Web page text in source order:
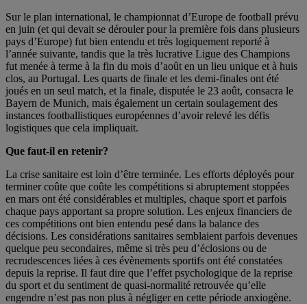
Sur le plan international, le championnat d’Europe de football prévu
en juin (et qui devait se dérouler pour la première fois dans plusieurs
pays d’Europe) fut bien entendu et très logiquement reporté à
l’année suivante, tandis que la très lucrative Ligue des Champions
fut menée à terme à la fin du mois d’août en un lieu unique et à huis
clos, au Portugal. Les quarts de finale et les demi-finales ont été
joués en un seul match, et la finale, disputée le 23 août, consacra le
Bayern de Munich, mais également un certain soulagement des
instances footballistiques européennes d’avoir relevé les défis
logistiques que cela impliquait.
Que faut-il en retenir?
La crise sanitaire est loin d’être terminée. Les efforts déployés pour
terminer coûte que coûte les compétitions si abruptement stoppées
en mars ont été considérables et multiples, chaque sport et parfois
chaque pays apportant sa propre solution. Les enjeux financiers de
ces compétitions ont bien entendu pesé dans la balance des
décisions. Les considérations sanitaires semblaient parfois devenues
quelque peu secondaires, même si très peu d’éclosions ou de
recrudescences liées à ces évènements sportifs ont été constatées
depuis la reprise. Il faut dire que l’effet psychologique de la reprise
du sport et du sentiment de quasi-normalité retrouvée qu’elle
engendre n’est pas non plus à négliger en cette période anxiogène.